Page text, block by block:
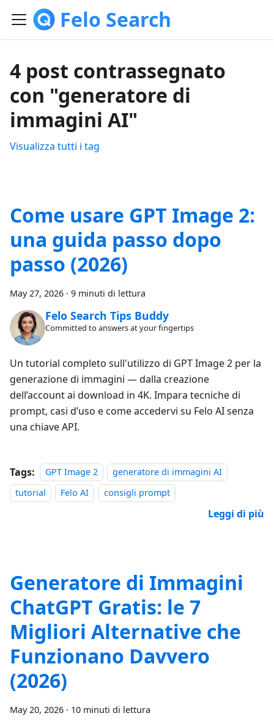
Felo Search
4 post contrassegnato
con "generatore di
immagini AI"
Visualizza tutti i tag
Come usare GPT Image 2:
una guida passo dopo
passo (2026)
May 27, 2026 · 9 minuti di lettura
Felo Search Tips Buddy
Committed to answers at your fingertips
Un tutorial completo sull'utilizzo di GPT Image 2 per la
generazione di immagini — dalla creazione
dell’account ai download in 4K. Impara tecniche di
prompt, casi d’uso e come accedervi su Felo AI senza
una chiave API.
Tags: GPT Image 2
generatore di immagini AI
tutorial
Felo AI consigli prompt
Leggi di più
Generatore di Immagini
ChatGPT Gratis: le 7
Migliori Alternative che
Funzionano Davvero
(2026)
May 20, 2026 · 10 minuti di lettura